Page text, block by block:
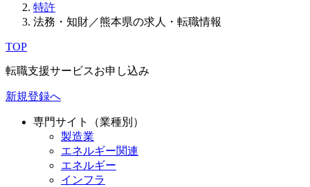
特許
法務・知財／熊本県の求人・転職情報
TOP
転職支援サービスお申し込み
新規登録へ
専門サイト（業種別）
製造業
エネルギー関連
エネルギー
インフラ